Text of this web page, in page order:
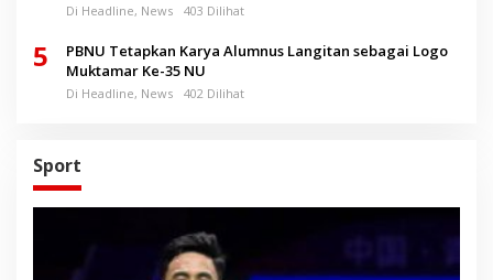
Di Headline, News 403 Dilihat
5
PBNU Tetapkan Karya Alumnus Langitan sebagai Logo
Muktamar Ke-35 NU
Di Headline, News 402 Dilihat
Sport